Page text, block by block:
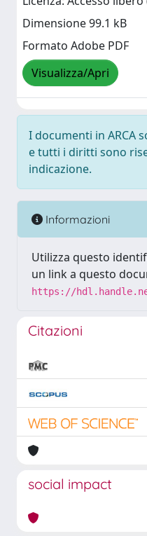
Dimensione 99.1 kB
Formato Adobe PDF
Visualizza/Apri
I documenti in ARCA
e tutti i diritti sono
indicazione.
Informazioni
Utilizza questo
un link a questo
https://
Citazioni
social impact